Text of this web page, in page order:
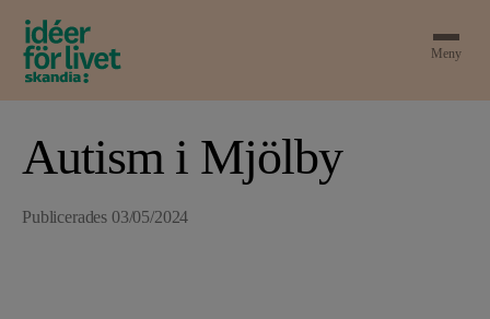
Meny
Autism i Mjölby
Publicerades 03/05/2024